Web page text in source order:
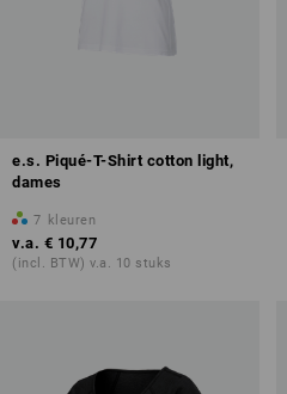
e.s. Piqué-T-Shirt cotton light,
dames
7 kleuren
v.a. € 10,77
(incl. BTW) v.a. 10 stuks